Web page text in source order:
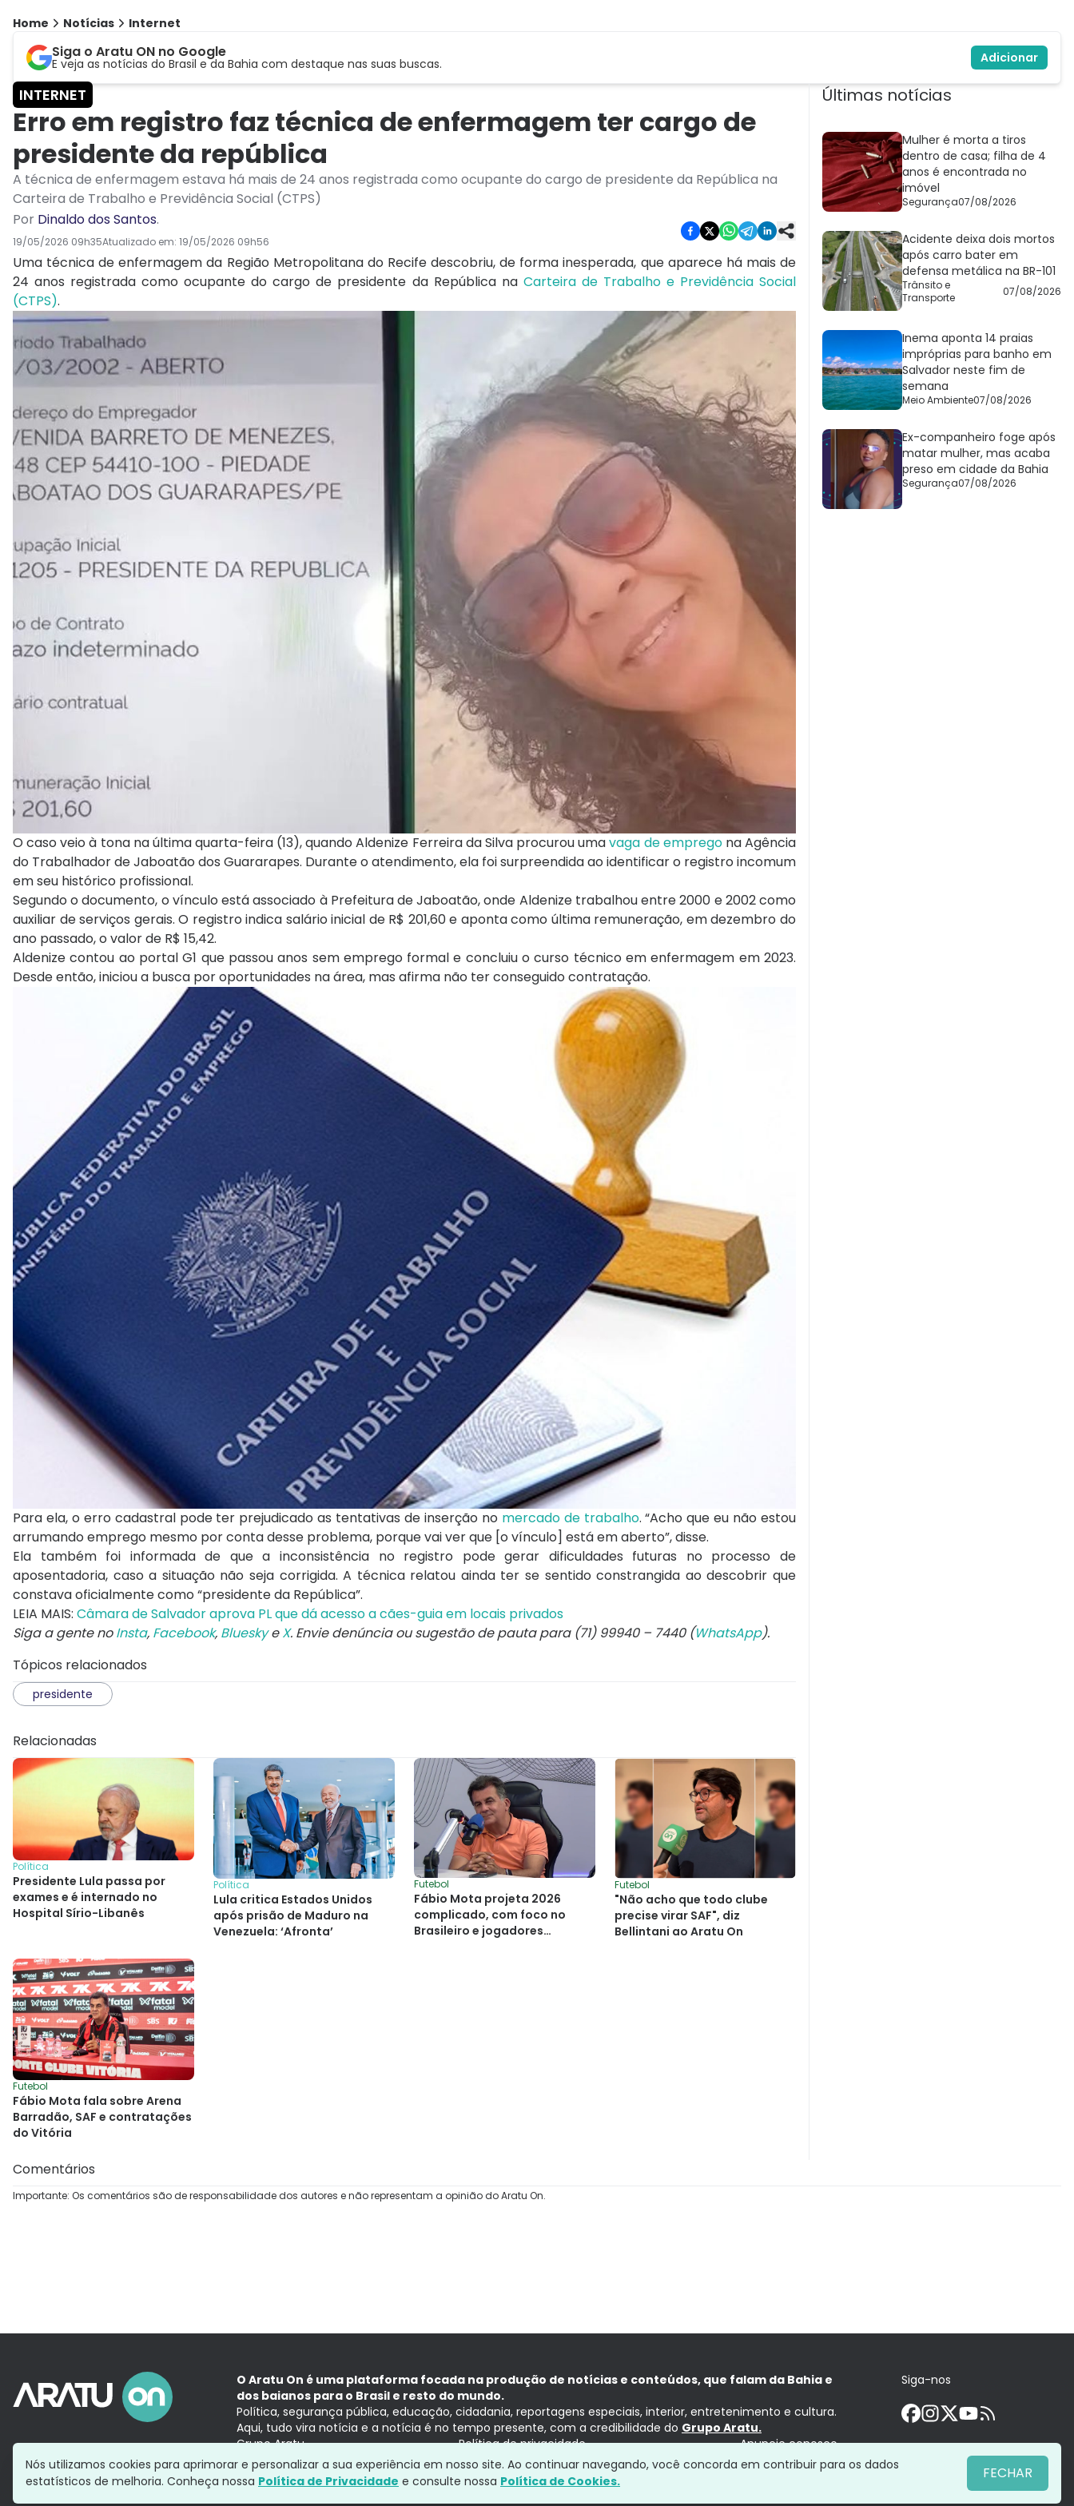
Home Notícias Internet
Siga o Aratu ON no Google
E veja as notícias do Brasil e da Bahia com destaque nas suas buscas. Adicionar
INTERNET
Erro em registro faz técnica de enfermagem ter cargo de
presidente da república
A técnica de enfermagem estava há mais de 24 anos registrada como ocupante do cargo de presidente da República na
Carteira de Trabalho e Previdência Social (CTPS)
Por Dinaldo dos Santos.
19/05/2026 09h35Atualizado em: 19/05/2026 09h56
Uma técnica de enfermagem da Região Metropolitana do Recife descobriu, de forma inesperada, que aparece há mais de
24 anos registrada como ocupante do cargo de presidente da República na Carteira de Trabalho e Previdência Social
(CTPS).
O caso veio à tona na última quarta-feira (13), quando Aldenize Ferreira da Silva procurou umavaga de empregona Agência
do Trabalhador de Jaboatão dos Guararapes. Durante o atendimento, ela foi surpreendida ao identificar o registro incomum
em seu histórico profissional.
Segundo o documento, o vínculo está associado à Prefeitura de Jaboatão, onde Aldenize trabalhou entre 2000 e 2002 como
auxiliar de serviços gerais. O registro indica salário inicial de R$ 201,60 e aponta como última remuneração, em dezembro do
ano passado, o valor de R$ 15,42.
Aldenize contou ao portal G1 que passou anos sem emprego formal e concluiu o curso técnico em enfermagem em 2023.
Desde então, iniciou a busca por oportunidades na área, mas afirma não ter conseguido contratação.
Para ela, o erro cadastral pode ter prejudicado as tentativas de inserção no mercado de trabalho. “Acho que eu não estou
arrumando emprego mesmo por conta desse problema, porque vai ver que [o vínculo] está em aberto”, disse.
Ela também foi informada de que a inconsistência no registro pode gerar dificuldades futuras no processo de
aposentadoria, caso a situação não seja corrigida. A técnica relatou ainda ter se sentido constrangida ao descobrir que
constava oficialmente como “presidente da República”.
LEIA MAIS: Câmara de Salvador aprova PL que dá acesso a cães-guia em locais privados
Siga a gente noInsta, Facebook, BlueskyeX. Envie denúncia ou sugestão de pauta para (71) 99940 – 7440 (WhatsApp).
Tópicos relacionados
presidente
Relacionadas
Política
Presidente Lula passa por
exames e é internado no
Hospital Sírio-Libanês
Política
Lula critica Estados Unidos
após prisão de Maduro na
Venezuela: ‘Afronta’
Futebol
Fábio Mota projeta 2026
complicado, com foco no
Brasileiro e jogadores
Futebol
"Não acho que todo clube
precise virar SAF", diz
Bellintani ao Aratu On
Futebol
Fábio Mota fala sobre Arena
Barradão, SAF e contratações
do Vitória
Últimas notícias
Mulher é morta a tiros
dentro de casa; filha de 4
anos é encontrada no
imóvel
Segurança07/08/2026
Acidente deixa dois mortos
após carro bater em
defensa metálica na BR-101
Trânsito e
Transporte
07/08/2026
Inema aponta 14 praias
impróprias para banho em
Salvador neste fim de
semana
Meio Ambiente07/08/2026
Ex-companheiro foge após
matar mulher, mas acaba
preso em cidade da Bahia
Segurança07/08/2026
Comentários
Importante: Os comentários são de responsabilidade dos autores e não representam a opinião do Aratu On.
O Aratu On é uma plataforma focada na produção de notícias e conteúdos, que falam da Bahia e
dos baianos para o Brasil e resto do mundo.
Política, segurança pública, educação, cidadania, reportagens especiais, interior, entretenimento e cultura.
Aqui, tudo vira notícia e a notícia é no tempo presente, com a credibilidade do Grupo Aratu.
Grupo Aratu
Política de privacidade Anuncie conosco
Siga-nos
Nós utilizamos cookies para aprimorar e personalizar a sua experiência em nosso site. Ao continuar navegando, você concorda em contribuir para os dados
estatísticos de melhoria. Conheça nossa Política de Privacidade e consulte nossa Política de Cookies. FECHAR